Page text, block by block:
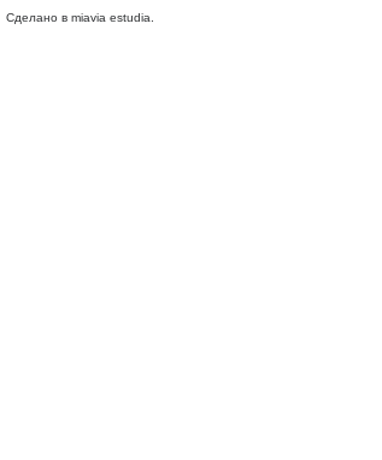
Сделано в miavia estudia.